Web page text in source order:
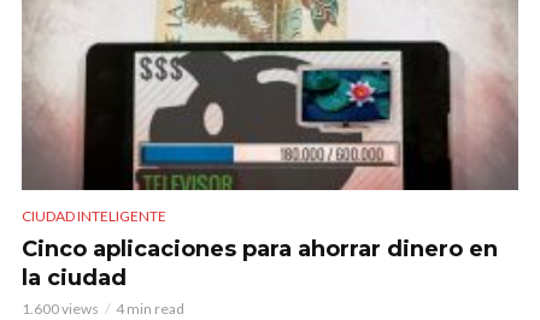
CIUDAD INTELIGENTE
Cinco aplicaciones para ahorrar dinero en
la ciudad
1.600 views 4 min read